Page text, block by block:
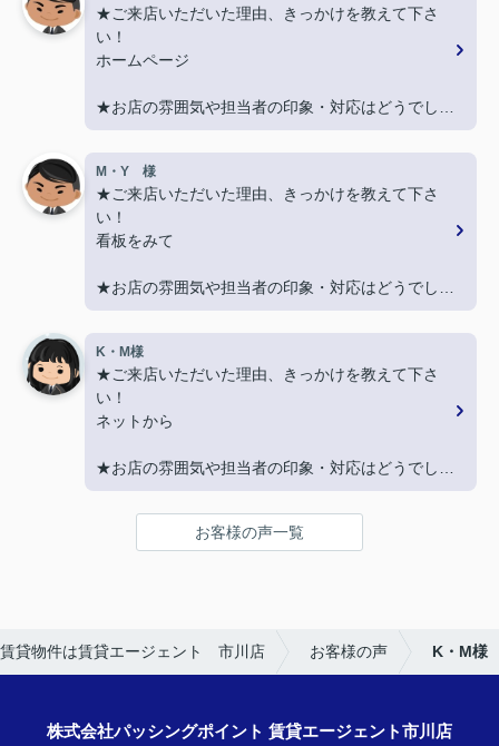
★ご来店いただいた理由、きっかけを教えて下さ
い！
ホームページ
★お店の雰囲気や担当者の印象・対応はどうでした
か？
丁寧に、迅速にご対応頂き大変助かりました。
★担当者、または当店に一言お願い致します！
また引越しする機会があればよろしくお願いしま
す。
M・Y 様
★ご来店いただいた理由、きっかけを教えて下さ
い！
看板をみて
★お店の雰囲気や担当者の印象・対応はどうでした
か？
親切に対応いただき良かったです！
★担当者、または当店に一言お願い致します！
契約まで色々とご対応いただきありがとうございま
した！
K・M様
★ご来店いただいた理由、きっかけを教えて下さ
い！
ネットから
★お店の雰囲気や担当者の印象・対応はどうでした
か？
LINEでのコミュニケーションでやりやすい！
お客様の声一覧
貸物件は賃貸エージェント 市川店 お客様の声 K・M様
株式会社パッシングポイント 賃貸エージェント市川店